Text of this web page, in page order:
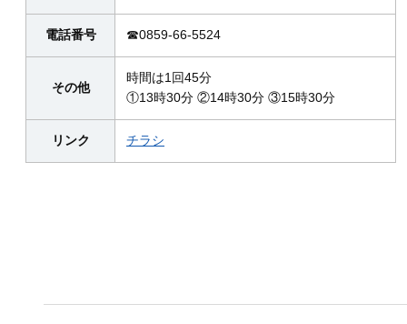
電話番号 ☎0859-66-5524
その他
時間は1回45分
①13時30分 ②14時30分 ③15時30分
リンク チラシ